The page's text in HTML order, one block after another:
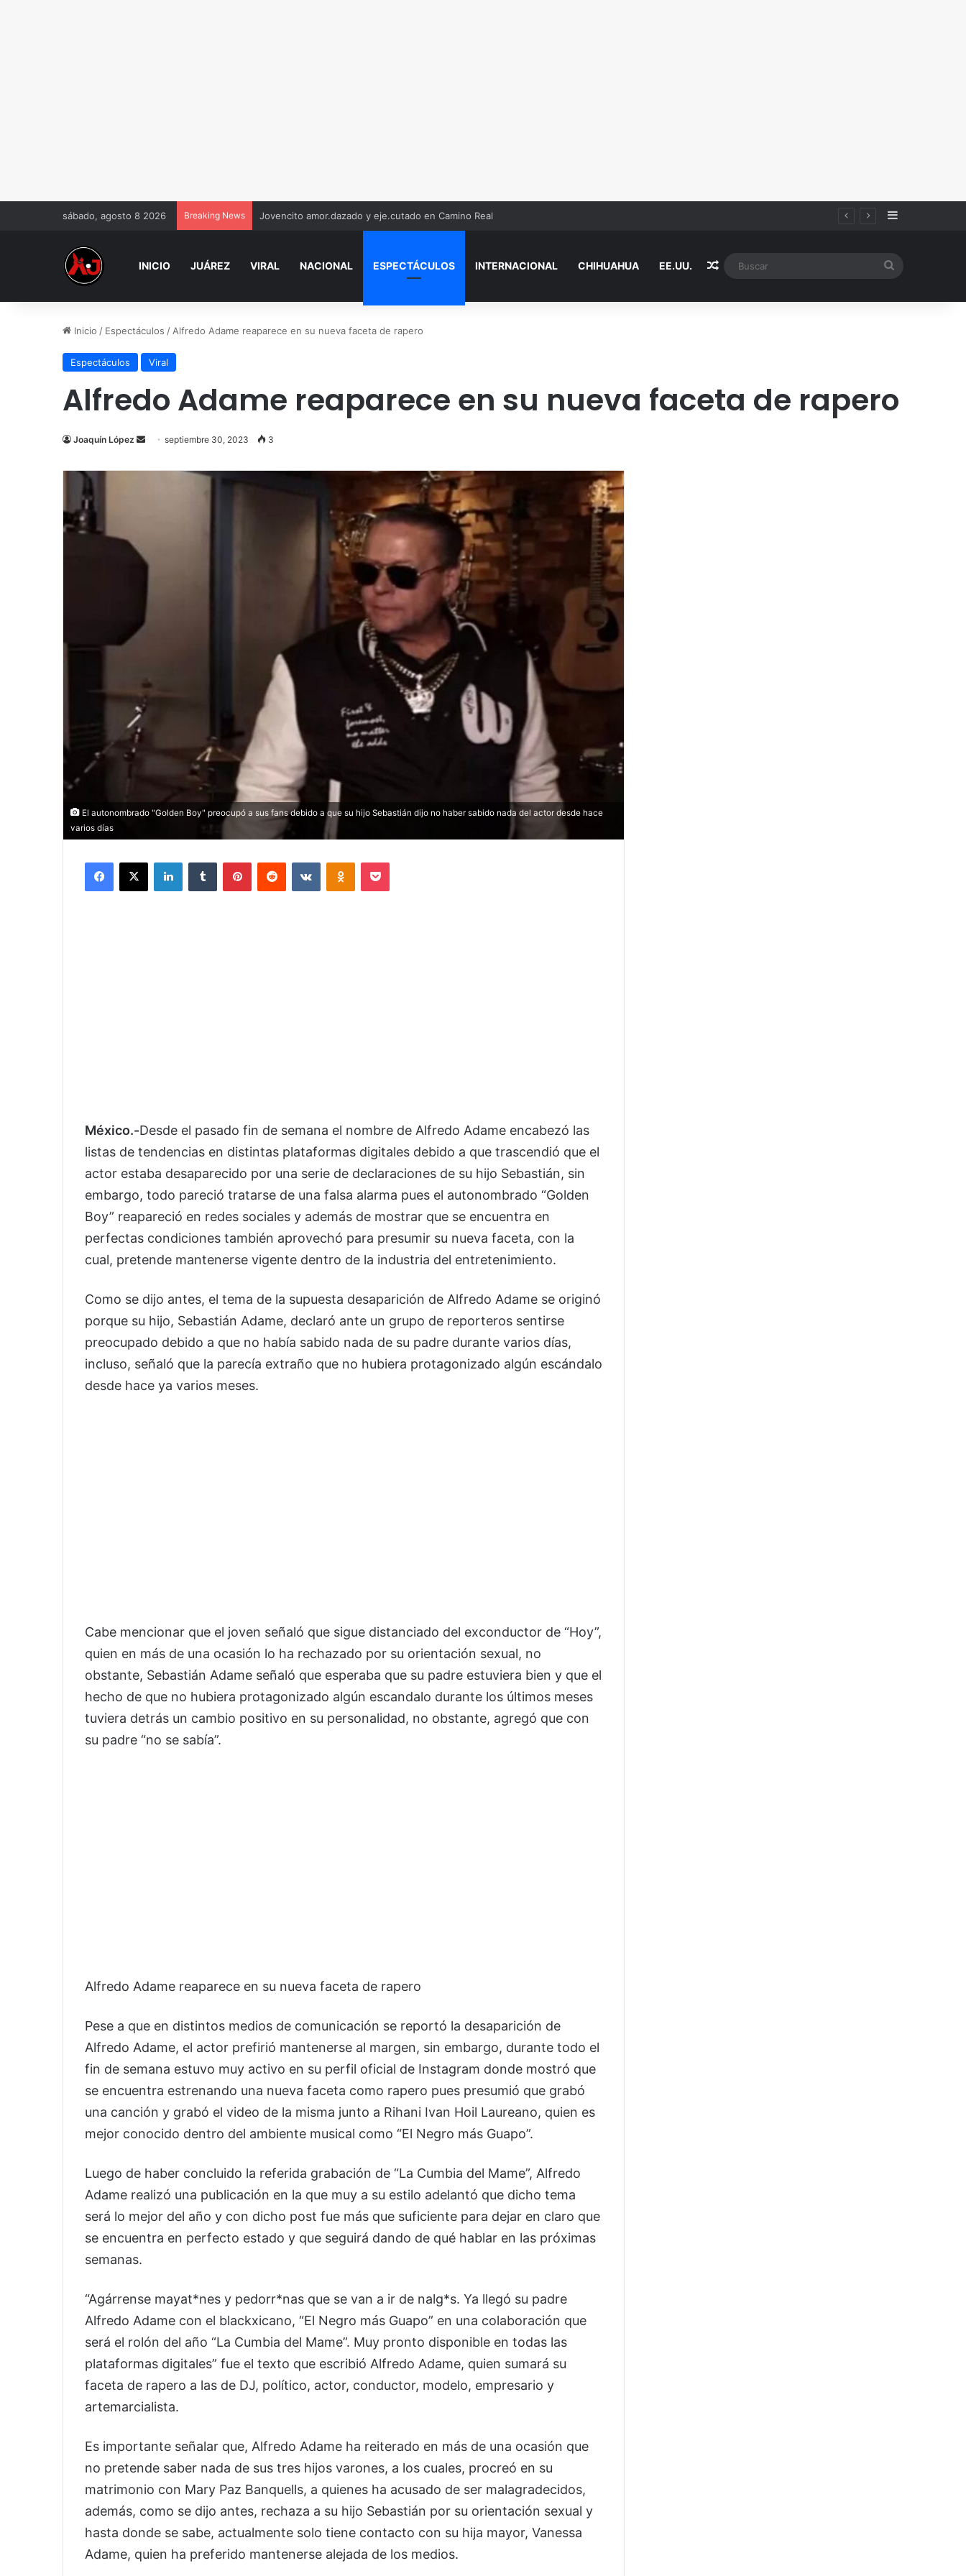
sábado, agosto 8 2026 Breaking News Jovencito amor.dazado y eje.cutado en Camino Real Sidebar
INICIO JUÁREZ VIRAL NACIONAL ESPECTÁCULOS INTERNACIONAL CHIHUAHUA EE.UU. Random Article
Inicio / Espectáculos / Alfredo Adame reaparece en su nueva faceta de rapero
Espectáculos Viral
Alfredo Adame reaparece en su nueva faceta de rapero
Joaquín López
Send
email
septiembre 30, 2023 3
El autonombrado "Golden Boy" preocupó a sus fans debido a que su hijo Sebastián dijo no haber sabido nada del actor desde hace
varios días
Facebook
X LinkedInTumblr PinterestReddit VKontakteOdnoklassniki
Pocket
México.-Desde el pasado fin de semana el nombre de Alfredo Adame encabezó las
listas de tendencias en distintas plataformas digitales debido a que trascendió que el
actor estaba desaparecido por una serie de declaraciones de su hijo Sebastián, sin
embargo, todo pareció tratarse de una falsa alarma pues el autonombrado “Golden
Boy” reapareció en redes sociales y además de mostrar que se encuentra en
perfectas condiciones también aprovechó para presumir su nueva faceta, con la
cual, pretende mantenerse vigente dentro de la industria del entretenimiento.
Como se dijo antes, el tema de la supuesta desaparición de Alfredo Adame se originó
porque su hijo, Sebastián Adame, declaró ante un grupo de reporteros sentirse
preocupado debido a que no había sabido nada de su padre durante varios días,
incluso, señaló que la parecía extraño que no hubiera protagonizado algún escándalo
desde hace ya varios meses.
Cabe mencionar que el joven señaló que sigue distanciado del exconductor de “Hoy”,
quien en más de una ocasión lo ha rechazado por su orientación sexual, no
obstante, Sebastián Adame señaló que esperaba que su padre estuviera bien y que el
hecho de que no hubiera protagonizado algún escandalo durante los últimos meses
tuviera detrás un cambio positivo en su personalidad, no obstante, agregó que con
su padre “no se sabía”.
Alfredo Adame reaparece en su nueva faceta de rapero
Pese a que en distintos medios de comunicación se reportó la desaparición de
Alfredo Adame, el actor prefirió mantenerse al margen, sin embargo, durante todo el
fin de semana estuvo muy activo en su perfil oficial de Instagram donde mostró que
se encuentra estrenando una nueva faceta como rapero pues presumió que grabó
una canción y grabó el video de la misma junto a Rihani Ivan Hoil Laureano, quien es
mejor conocido dentro del ambiente musical como “El Negro más Guapo”.
Luego de haber concluido la referida grabación de “La Cumbia del Mame”, Alfredo
Adame realizó una publicación en la que muy a su estilo adelantó que dicho tema
será lo mejor del año y con dicho post fue más que suficiente para dejar en claro que
se encuentra en perfecto estado y que seguirá dando de qué hablar en las próximas
semanas.
“Agárrense mayat*nes y pedorr*nas que se van a ir de nalg*s. Ya llegó su padre
Alfredo Adame con el blackxicano, “El Negro más Guapo” en una colaboración que
será el rolón del año “La Cumbia del Mame”. Muy pronto disponible en todas las
plataformas digitales” fue el texto que escribió Alfredo Adame, quien sumará su
faceta de rapero a las de DJ, político, actor, conductor, modelo, empresario y
artemarcialista.
Es importante señalar que, Alfredo Adame ha reiterado en más de una ocasión que
no pretende saber nada de sus tres hijos varones, a los cuales, procreó en su
matrimonio con Mary Paz Banquells, a quienes ha acusado de ser malagradecidos,
además, como se dijo antes, rechaza a su hijo Sebastián por su orientación sexual y
hasta donde se sabe, actualmente solo tiene contacto con su hija mayor, Vanessa
Adame, quien ha preferido mantenerse alejada de los medios.